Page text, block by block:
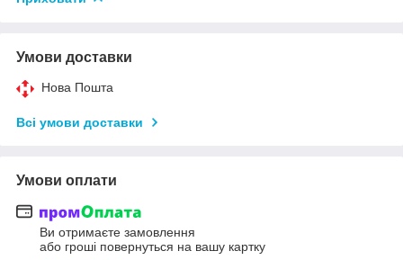
Умови доставки
Нова Пошта
Всі умови доставки
Умови оплати
Ви отримаєте замовлення
або гроші повернуться на вашу картку